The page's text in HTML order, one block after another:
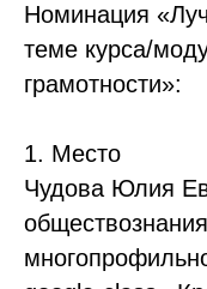
Номинация
теме курса/
грамотности»:
1. Место
Чудова Юлия